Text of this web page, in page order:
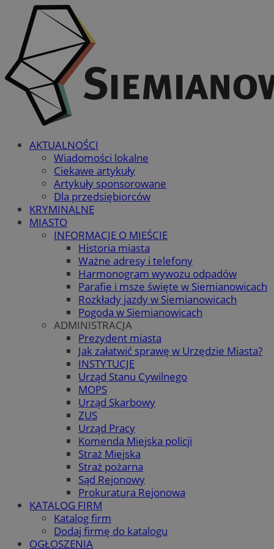
AKTUALNOŚCI
Wiadomości lokalne
Ciekawe artykuły
Artykuły sponsorowane
Dla przedsiębiorców
KRYMINALNE
MIASTO
INFORMACJE O MIEŚCIE
Historia miasta
Ważne adresy i telefony
Harmonogram wywozu odpadów
Parafie i msze święte w Siemianowicach
Rozkłady jazdy w Siemianowicach
Pogoda w Siemianowicach
ADMINISTRACJA
Prezydent miasta
Jak załatwić sprawę w Urzędzie Miasta?
INSTYTUCJE
Urząd Stanu Cywilnego
MOPS
Urząd Skarbowy
ZUS
Urząd Pracy
Komenda Miejska policji
Straż Miejska
Straż pożarna
Sąd Rejonowy
Prokuratura Rejonowa
KATALOG FIRM
Katalog firm
Dodaj firmę do katalogu
OGŁOSZENIA